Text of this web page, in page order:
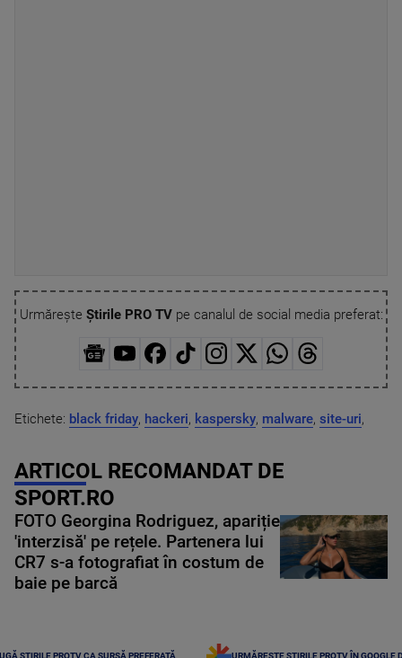
Urmărește Știrile PRO TVpe canalul de social media preferat:
Etichete: black friday, hackeri, kaspersky, malware, site-uri,
ARTICOL RECOMANDAT DE
SPORT.RO
FOTO Georgina Rodriguez, apariție
'interzisă' pe rețele. Partenera lui
CR7 s-a fotografiat în costum de
baie pe barcă
ȘTIRILE PROTV CA SURSĂ PREFERATĂ URMĂREȘTE ȘTIRILE PROTV ÎN GOOGLE